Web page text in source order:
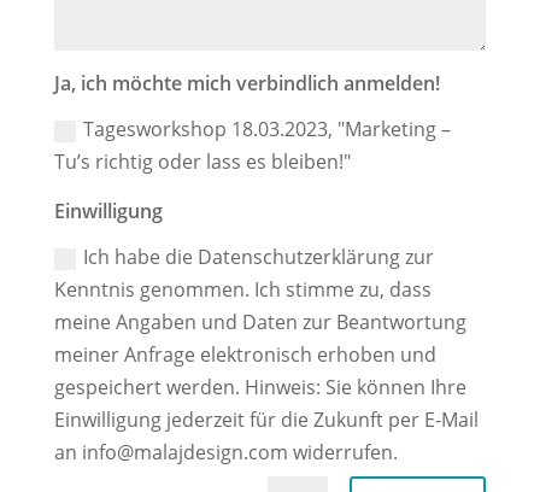
Ja, ich möchte mich verbindlich anmelden!
Tagesworkshop 18.03.2023, "Marketing –
Tu’s richtig oder lass es bleiben!"
Einwilligung
Ich habe die Datenschutzerklärung zur
Kenntnis genommen. Ich stimme zu, dass
meine Angaben und Daten zur Beantwortung
meiner Anfrage elektronisch erhoben und
gespeichert werden. Hinweis: Sie können Ihre
Einwilligung jederzeit für die Zukunft per E-Mail
an info@malajdesign.com widerrufen.